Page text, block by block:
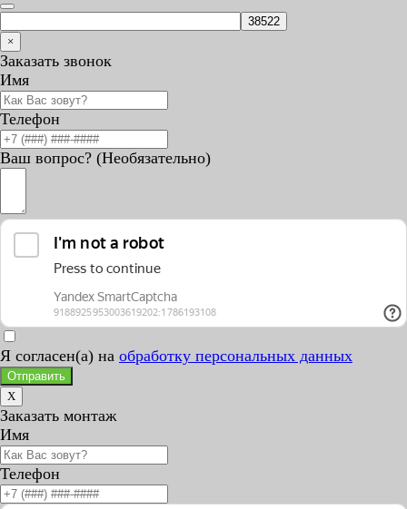
×
Заказать звонок
Имя
Телефон
Ваш вопрос? (Необязательно)
Я согласен(а) на обработку персональных данных
Отправить
X
Заказать монтаж
Имя
Телефон